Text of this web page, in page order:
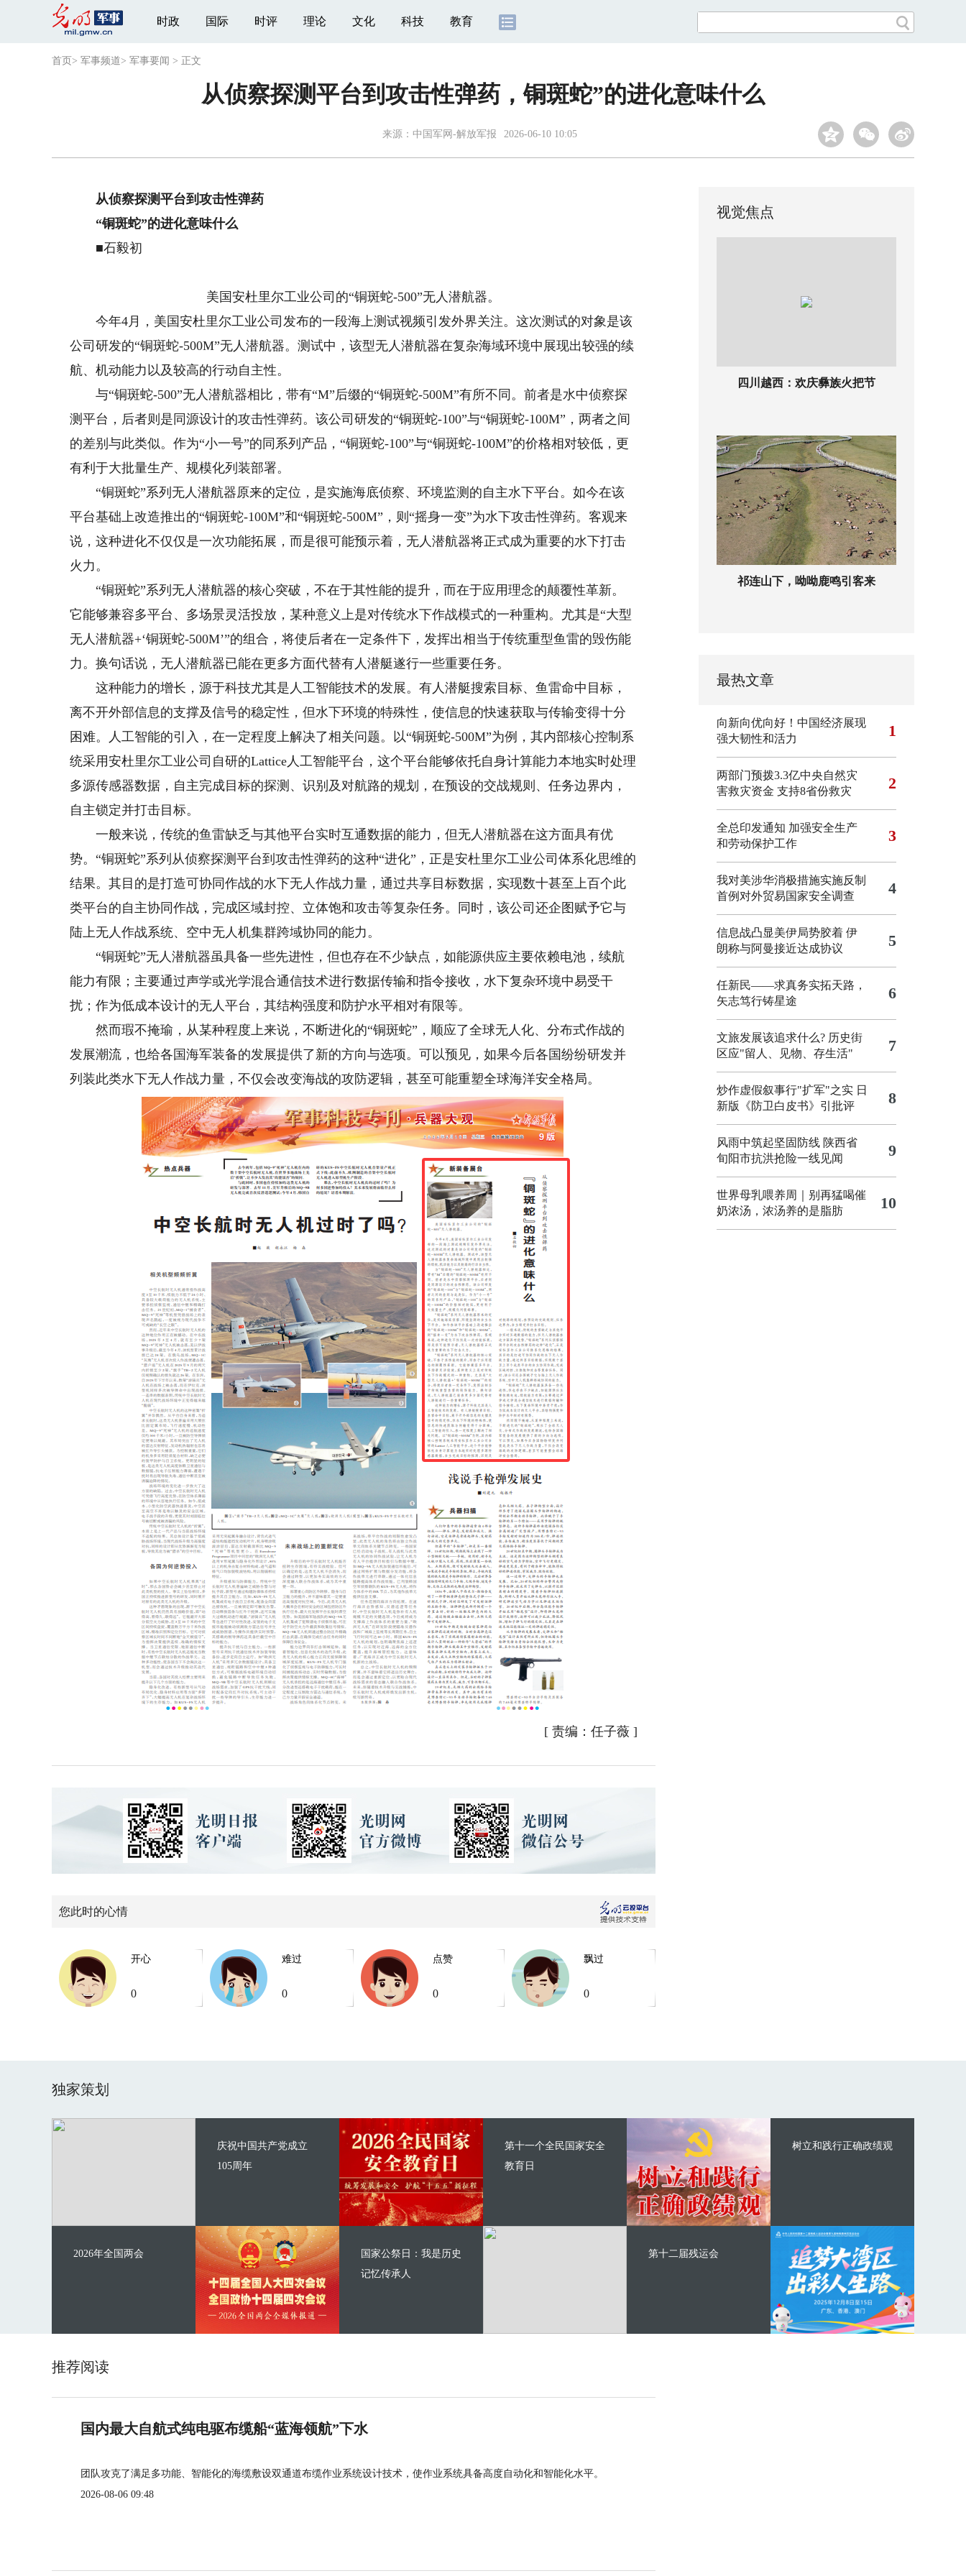
时政 国际 时评 理论 文化 科技 教育
首页 > 军事频道> 军事要闻 > 正文
从侦察探测平台到攻击性弹药，铜斑蛇”的进化意味什么
来源： 中国军网-解放军报 2026-06-10 10:05
从侦察探测平台到攻击性弹药
“铜斑蛇”的进化意味什么
■石毅初
美国安杜里尔工业公司的“铜斑蛇-500”无人潜航器。
今年4月，美国安杜里尔工业公司发布的一段海上测试视频引发外界关注。这次测试的对象是该
公司研发的“铜斑蛇-500M”无人潜航器。测试中，该型无人潜航器在复杂海域环境中展现出较强的续
航、机动能力以及较高的行动自主性。
与“铜斑蛇-500”无人潜航器相比，带有“M”后缀的“铜斑蛇-500M”有所不同。前者是水中侦察探
测平台，后者则是同源设计的攻击性弹药。该公司研发的“铜斑蛇-100”与“铜斑蛇-100M”，两者之间
的差别与此类似。作为“小一号”的同系列产品，“铜斑蛇-100”与“铜斑蛇-100M”的价格相对较低，更
有利于大批量生产、规模化列装部署。
“铜斑蛇”系列无人潜航器原来的定位，是实施海底侦察、环境监测的自主水下平台。如今在该
平台基础上改造推出的“铜斑蛇-100M”和“铜斑蛇-500M”，则“摇身一变”为水下攻击性弹药。客观来
说，这种进化不仅仅是一次功能拓展，而是很可能预示着，无人潜航器将正式成为重要的水下打击
火力。
“铜斑蛇”系列无人潜航器的核心突破，不在于其性能的提升，而在于应用理念的颠覆性革新。
它能够兼容多平台、多场景灵活投放，某种意义上是对传统水下作战模式的一种重构。尤其是“大型
无人潜航器+‘铜斑蛇-500M’”的组合，将使后者在一定条件下，发挥出相当于传统重型鱼雷的毁伤能
力。换句话说，无人潜航器已能在更多方面代替有人潜艇遂行一些重要任务。
这种能力的增长，源于科技尤其是人工智能技术的发展。有人潜艇搜索目标、鱼雷命中目标，
离不开外部信息的支撑及信号的稳定性，但水下环境的特殊性，使信息的快速获取与传输变得十分
困难。人工智能的引入，在一定程度上解决了相关问题。以“铜斑蛇-500M”为例，其内部核心控制系
统采用安杜里尔工业公司自研的Lattice人工智能平台，这个平台能够依托自身计算能力本地实时处理
多源传感器数据，自主完成目标的探测、识别及对航路的规划，在预设的交战规则、任务边界内，
自主锁定并打击目标。
一般来说，传统的鱼雷缺乏与其他平台实时互通数据的能力，但无人潜航器在这方面具有优
势。“铜斑蛇”系列从侦察探测平台到攻击性弹药的这种“进化”，正是安杜里尔工业公司体系化思维的
结果。其目的是打造可协同作战的水下无人作战力量，通过共享目标数据，实现数十甚至上百个此
类平台的自主协同作战，完成区域封控、立体饱和攻击等复杂任务。同时，该公司还企图赋予它与
陆上无人作战系统、空中无人机集群跨域协同的能力。
“铜斑蛇”无人潜航器虽具备一些先进性，但也存在不少缺点，如能源供应主要依赖电池，续航
能力有限；主要通过声学或光学混合通信技术进行数据传输和指令接收，水下复杂环境中易受干
扰；作为低成本设计的无人平台，其结构强度和防护水平相对有限等。
然而瑕不掩瑜，从某种程度上来说，不断进化的“铜斑蛇”，顺应了全球无人化、分布式作战的
发展潮流，也给各国海军装备的发展提供了新的方向与选项。可以预见，如果今后各国纷纷研发并
列装此类水下无人作战力量，不仅会改变海战的攻防逻辑，甚至可能重塑全球海洋安全格局。
[ 责编：任子薇 ]
您此时的心情
开心
0
难过
0
点赞
0
飘过
0
视觉焦点
四川越西：欢庆彝族火把节
祁连山下，呦呦鹿鸣引客来
最热文章
向新向优向好！中国经济展现
强大韧性和活力
1
两部门预拨3.3亿中央自然灾
害救灾资金 支持8省份救灾
2
全总印发通知 加强安全生产
和劳动保护工作
3
我对美涉华消极措施实施反制
首例对外贸易国家安全调查
4
信息战凸显美伊局势胶着 伊
朗称与阿曼接近达成协议
5
任新民——求真务实拓天路，
矢志笃行铸星途
6
文旅发展该追求什么? 历史街
区应"留人、见物、存生活"
7
炒作虚假叙事行"扩军"之实 日
新版《防卫白皮书》引批评
8
风雨中筑起坚固防线 陕西省
旬阳市抗洪抢险一线见闻
9
世界母乳喂养周｜别再猛喝催
奶浓汤，浓汤养的是脂肪
10
独家策划
庆祝中国共产党成立
105周年
2026年全国两会
第十一个全民国家安全
教育日
国家公祭日：我是历史
记忆传承人
树立和践行正确政绩观
第十二届残运会
推荐阅读
国内最大自航式纯电驱布缆船“蓝海领航”下水
团队攻克了满足多功能、智能化的海缆敷设双通道布缆作业系统设计技术，使作业系统具备高度自动化和智能化水平。
2026-08-06 09:48